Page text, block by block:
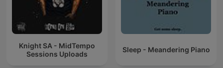
Knight SA - MidTempo
Sessions Uploads
Sleep - Meandering Piano